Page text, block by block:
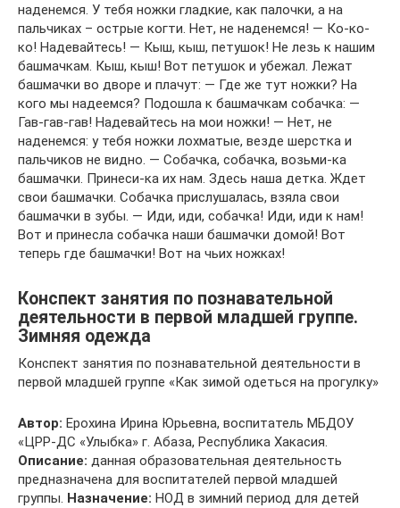
наденемся. У тебя ножки гладкие, как палочки, а на
пальчиках – острые когти. Нет, не наденемся! — Ко-ко-
ко! Надевайтесь! — Кыш, кыш, петушок! Не лезь к нашим
башмачкам. Кыш, кыш! Вот петушок и убежал. Лежат
башмачки во дворе и плачут: — Где же тут ножки? На
кого мы надеемся? Подошла к башмачкам собачка: —
Гав-гав-гав! Надевайтесь на мои ножки! — Нет, не
наденемся: у тебя ножки лохматые, везде шерстка и
пальчиков не видно. — Собачка, собачка, возьми-ка
башмачки. Принеси-ка их нам. Здесь наша детка. Ждет
свои башмачки. Собачка прислушалась, взяла свои
башмачки в зубы. — Иди, иди, собачка! Иди, иди к нам!
Вот и принесла собачка наши башмачки домой! Вот
теперь где башмачки! Вот на чьих ножках!
Конспект занятия по познавательной
деятельности в первой младшей группе.
Зимняя одежда
Конспект занятия по познавательной деятельности в
первой младшей группе «Как зимой одеться на прогулку»
Автор: Ерохина Ирина Юрьевна, воспитатель МБДОУ
«ЦРР-ДС «Улыбка» г. Абаза, Республика Хакасия.
Описание: данная образовательная деятельность
предназначена для воспитателей первой младшей
группы. Назначение: НОД в зимний период для детей